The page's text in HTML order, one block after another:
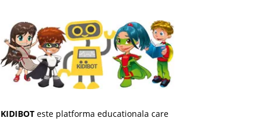
KIDIBOT este platforma educationala care